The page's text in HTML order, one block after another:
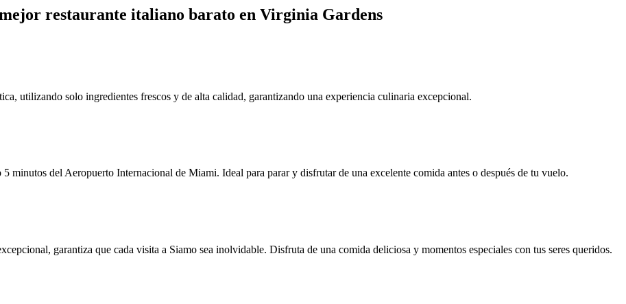
restaurante italiano barato en Virginia Gardens
utilizando solo ingredientes frescos y de alta calidad, garantizando una experiencia culinaria excepcional.
minutos del Aeropuerto Internacional de Miami. Ideal para parar y disfrutar de una excelente comida antes o después de tu vuelo.
garantiza que cada visita a Siamo sea inolvidable. Disfruta de una comida deliciosa y momentos especiales con tus seres queridos.